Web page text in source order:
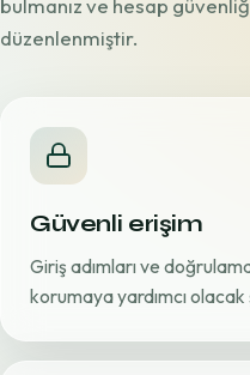
bulmanız ve hesap
düzenlenmiştir.
Güvenli erişim
Giriş adımları ve
korumaya yardımcı olacak